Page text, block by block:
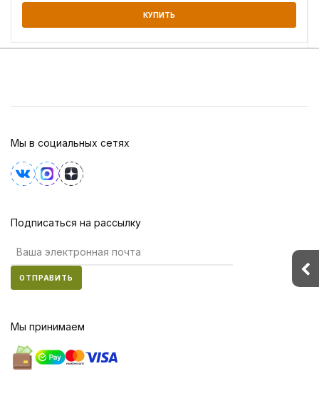
КУПИТЬ
Мы в социальных сетях
Подписаться на рассылку
ОТПРАВИТЬ
Мы принимаем